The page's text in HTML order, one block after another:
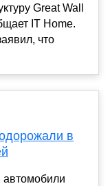
Great Wall
IT Home.
что
в
автомобили